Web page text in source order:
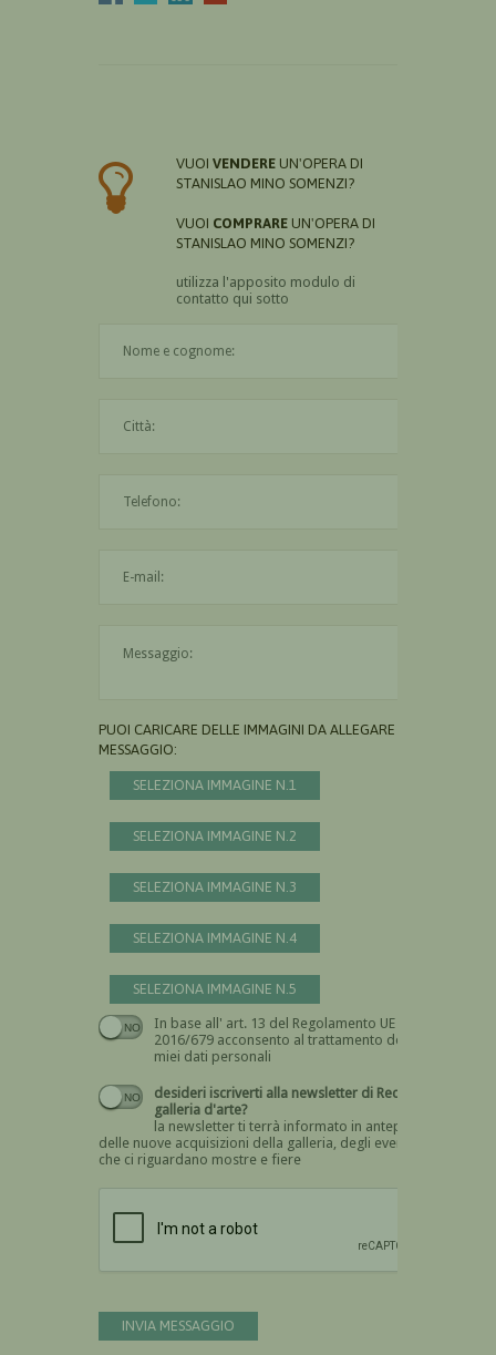
VUOI VENDERE UN'OPERA DI
STANISLAO MINO SOMENZI?
VUOI COMPRARE UN'OPERA DI
STANISLAO MINO SOMENZI?
utilizza l'apposito modulo di
contatto qui sotto
PUOI CARICARE DELLE IMMAGINI DA ALLEGARE AL
MESSAGGIO:
SELEZIONA IMMAGINE N.1
SELEZIONA IMMAGINE N.2
SELEZIONA IMMAGINE N.3
SELEZIONA IMMAGINE N.4
SELEZIONA IMMAGINE N.5
In base all' art. 13 del Regolamento UE n.
2016/679 acconsento al trattamento dei
miei dati personali
Devi dare il consenso
desideri iscriverti alla newsletter di Recta
galleria d'arte?
la newsletter ti terrà informato in anteprima
delle nuove acquisizioni della galleria, degli eventi
che ci riguardano mostre e fiere
INVIA MESSAGGIO